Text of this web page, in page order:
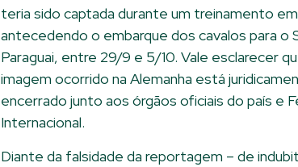
teria sido captada durante um treinamento
antecedendo o embarque dos cavalos para o
Paraguai, entre 29/9 e 5/10. Vale esclarecer
imagem ocorrido na Alemanha está
encerrado junto aos órgãos oficiais do país e
Internacional.
Diante da falsidade da reportagem – de